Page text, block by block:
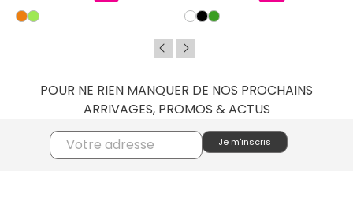
POUR NE RIEN MANQUER DE NOS PROCHAINS
ARRIVAGES, PROMOS & ACTUS